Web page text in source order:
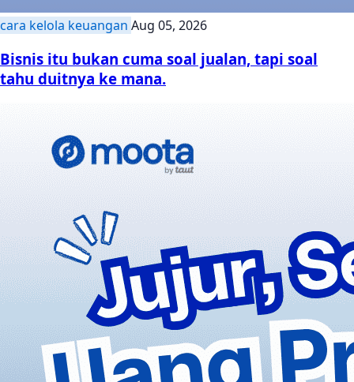
cara kelola keuangan Aug 05, 2026
Bisnis itu bukan cuma soal jualan, tapi soal
tahu duitnya ke mana.